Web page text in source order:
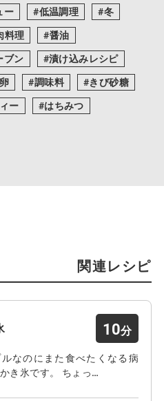
ー 低温調理
冬
料理
醤油
ブン
漬け込みレシピ
調味料
きび砂糖
ー
はちみつ
関連レシピ
10
なのにまた食べたくなる病
き氷です。 ちょっ…